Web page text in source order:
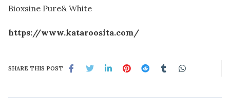
Bioxsine Pure& White
https://www.kataroosita.com/
SHARE THIS POST